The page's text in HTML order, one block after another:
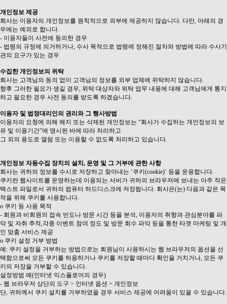
개인정보 제공
회사는 이용자의 개인정보를 원칙적으로 외부에 제공하지 않습니다. 다만, 아래의 경
우에는 예외로 합니다.
- 이용자들이 사전에 동의한 경우
- 법령의 규정에 의거하거나, 수사 목적으로 법령에 정해진 절차와 방법에 따라 수사기
관의 요구가 있는 경우
수집한 개인정보의 위탁
회사는 고객님의 동의 없이 고객님의 정보를 외부 업체에 위탁하지 않습니다.
향후 그러한 필요가 생길 경우, 위탁 대상자와 위탁 업무 내용에 대해 고객님에게 통지
하고 필요한 경우 사전 동의를 받도록 하겠습니다.
이용자 및 법정대리인의 권리와 그 행사방법
이용자의 요청에 의해 해지 또는 삭제된 개인정보는 “회사가 수집하는 개인정보의 보
유 및 이용기간”에 명시된 바에 따라 처리하고
그 외의 용도로 열람 또는 이용할 수 없도록 처리하고 있습니다.
개인정보 자동수집 장치의 설치, 운영 및 그 거부에 관한 사항
회사는 귀하의 정보를 수시로 저장하고 찾아내는 ‘쿠키(cookie)’ 등을 운용합니다.
쿠키란 웹사이트를 운영하는데 이용되는 서버가 귀하의 브라우저에 보내는 아주 작은
텍스트 파일로서 귀하의 컴퓨터 하드디스크에 저장됩니다. 회사은(는) 다음과 같은 목
적을 위해 쿠키를 사용합니다.
ο 쿠키 등 사용 목적
- 회원과 비회원의 접속 빈도나 방문 시간 등을 분석, 이용자의 취향과 관심분야를 파
악 및 자취 추적,각종 이벤트 참여 정도 및 방문 회수 파악 등을 통한 타겟 마케팅 및 개
인 맞춤 서비스 제공
ο 쿠키 설정 거부 방법
예: 쿠키 설정을 거부하는 방법으로는 회원님이 사용하시는 웹 브라우저의 옵션을 선
택함으로써 모든 쿠키를 허용하거나 쿠키를 저장할 때마다 확인을 거치거나, 모든 쿠
키의 저장을 거부할 수 있습니다.
설정방법 예(인터넷 익스플로어의 경우)
- 웹 브라우저 상단의 도구 > 인터넷 옵션 > 개인정보
단, 귀하께서 쿠키 설치를 거부하였을 경우 서비스 제공에 어려움이 있을 수 있습니다.